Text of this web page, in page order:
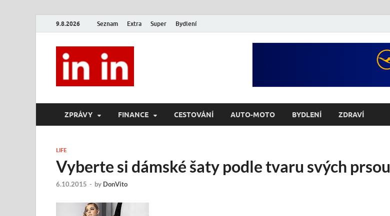
9.8.2026 Seznam Extra Super Bydlení
ZPRÁVY FINANCE CESTOVÁNÍ AUTO-MOTO BYDLENÍ ZDRAVÍ
LIFE
Vyberte si dámské šaty podle tvaru svých prsou
6.10.2015 - by DonVito